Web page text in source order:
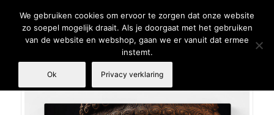
We gebruiken cookies om ervoor te zorgen dat onze website
zo soepel mogelijk draait. Als je doorgaat met het gebruiken
van de website en webshop, gaan we er vanuit dat ermee
instemt.
Ok Privacy verklaring